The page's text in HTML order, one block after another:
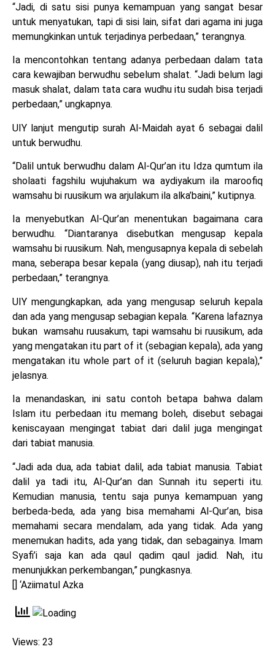
“Jadi, di satu sisi punya kemampuan yang sangat besar
untuk menyatukan, tapi di sisi lain, sifat dari agama ini juga
memungkinkan untuk terjadinya perbedaan,” terangnya.
Ia mencontohkan tentang adanya perbedaan dalam tata
cara kewajiban berwudhu sebelum shalat. “Jadi belum lagi
masuk shalat, dalam tata cara wudhu itu sudah bisa terjadi
perbedaan,” ungkapnya.
UIY lanjut mengutip surah Al-Maidah ayat 6 sebagai dalil
untuk berwudhu.
“Dalil untuk berwudhu dalam Al-Qur’an itu Idza qumtum ila
sholaati fagshilu wujuhakum wa aydiyakum ila maroofiq
wamsahu bi ruusikum wa arjulakum ila alka’baini,” kutipnya.
Ia menyebutkan Al-Qur’an menentukan bagaimana cara
berwudhu. “Diantaranya disebutkan mengusap kepala
wamsahu bi ruusikum. Nah, mengusapnya kepala di sebelah
mana, seberapa besar kepala (yang diusap), nah itu terjadi
perbedaan,” terangnya.
UIY mengungkapkan, ada yang mengusap seluruh kepala
dan ada yang mengusap sebagian kepala. “Karena lafaznya
bukan wamsahu ruusakum, tapi wamsahu bi ruusikum, ada
yang mengatakan itu part of it (sebagian kepala), ada yang
mengatakan itu whole part of it (seluruh bagian kepala),”
jelasnya.
Ia menandaskan, ini satu contoh betapa bahwa dalam
Islam itu perbedaan itu memang boleh, disebut sebagai
keniscayaan mengingat tabiat dari dalil juga mengingat
dari tabiat manusia.
“Jadi ada dua, ada tabiat dalil, ada tabiat manusia. Tabiat
dalil ya tadi itu, Al-Qur’an dan Sunnah itu seperti itu.
Kemudian manusia, tentu saja punya kemampuan yang
berbeda-beda, ada yang bisa memahami Al-Qur’an, bisa
memahami secara mendalam, ada yang tidak. Ada yang
menemukan hadits, ada yang tidak, dan sebagainya. Imam
Syafi’i saja kan ada qaul qadim qaul jadid. Nah, itu
menunjukkan perkembangan,” pungkasnya.
[] ‘Aziimatul Azka
Views: 23